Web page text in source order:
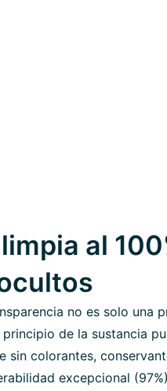
al
no es solo una
de la sustancia
sin colorantes,
excepcional